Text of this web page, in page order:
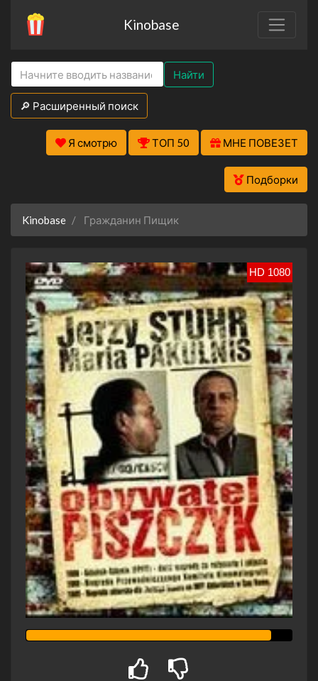
Kinobase
Найти
🔎 Расширенный поиск
Я смотрю ТОП 50 МНЕ ПОВЕЗЕТ
Подборки
Kinobase Гражданин Пищик
HD 1080